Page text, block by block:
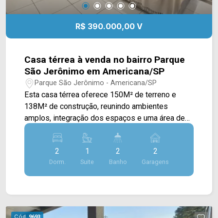
R$ 390.000,00 V
Casa térrea à venda no bairro Parque
São Jerônimo em Americana/SP
Parque São Jerônimo - Americana/SP
Esta casa térrea oferece 150M² de terreno e
138M² de construção, reunindo ambientes
amplos, integração dos espaços e uma área de
lazer ideal para o dia a dia da família. O imóvel
conta com ampla sala de estar e sala de jantar
integradas à cozinha totalmente planejada,
criando um ambiente moderno, funcional e
acolhedor. A disposição dos cômodos favorece a
agradável. Na área externa, a residência dispõe
2
Dorm.
1
Suite
2
Banho
2
Garagens
Cód.